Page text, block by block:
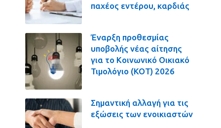
παχέος εντέρου, καρδιάς
Έναρξη προθεσμίας
υποβολής νέας αίτησης
για το Κοινωνικό Οικιακό
Τιμολόγιο (ΚΟΤ) 2026
Σημαντική αλλαγή για τις
εξώσεις των ενοικιαστών